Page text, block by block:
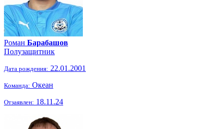
Роман Барабашов
Полузащитник
Дата рождения: 22.01.2001
Команда: Океан
Отзаявлен: 18.11.24